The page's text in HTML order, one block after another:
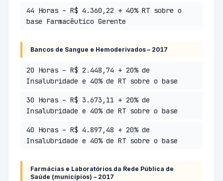
44 Horas – R$ 4.360,22 + 40% RT sobre o
base Farmacêutico Gerente
Bancos de Sangue e Hemoderivados – 2017
20 Horas – R$ 2.448,74 + 20% de
Insalubridade e 40% de RT sobre o base
30 Horas – R$ 3.673,11 + 20% de
Insalubridade e 40% de RT sobre o base
40 Horas – R$ 4.897,48 + 20% de
Insalubridade e 40% de RT sobre o base
Farmácias e Laboratórios da Rede Pública de
Saúde (municípios) – 2017